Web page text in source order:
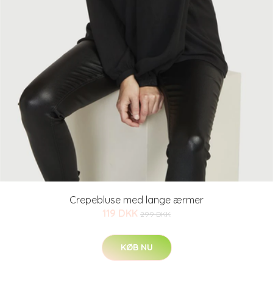
Crepebluse med lange ærmer
119 DKK 299 DKK
KØB NU